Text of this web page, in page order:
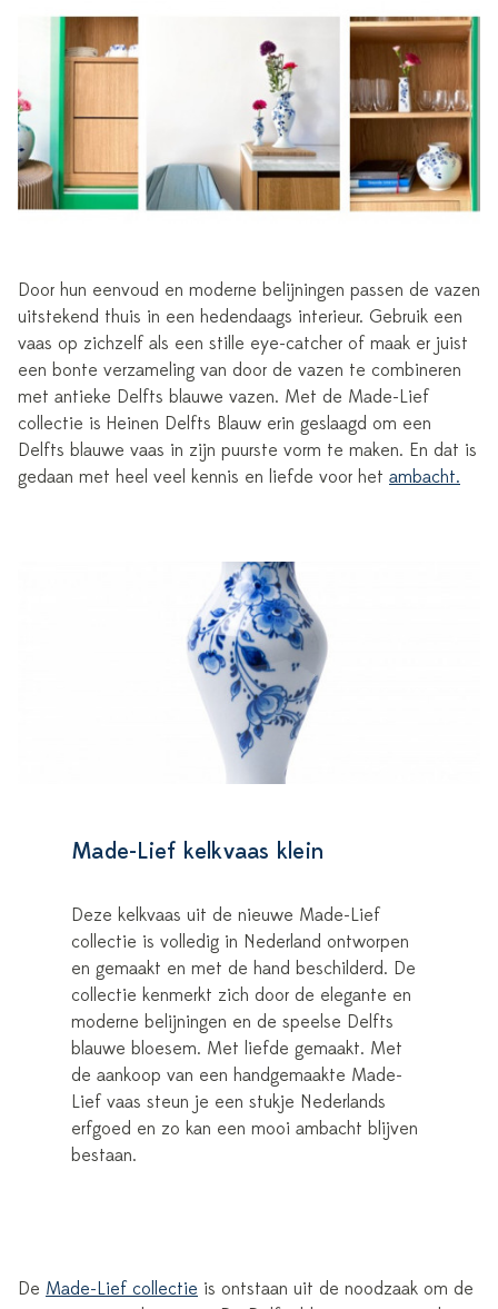
Door hun eenvoud en moderne belijningen passen de vazen
uitstekend thuis in een hedendaags interieur. Gebruik een
vaas op zichzelf als een stille eye-catcher of maak er juist
een bonte verzameling van door de vazen te combineren
met antieke Delfts blauwe vazen. Met de Made-Lief
collectie is Heinen Delfts Blauw erin geslaagd om een
Delfts blauwe vaas in zijn puurste vorm te maken. En dat is
gedaan met heel veel kennis en liefde voor het ambacht.
Made-Lief kelkvaas klein
Deze kelkvaas uit de nieuwe Made-Lief
collectie is volledig in Nederland ontworpen
en gemaakt en met de hand beschilderd. De
collectie kenmerkt zich door de elegante en
moderne belijningen en de speelse Delfts
blauwe bloesem. Met liefde gemaakt. Met
de aankoop van een handgemaakte Made-
Lief vaas steun je een stukje Nederlands
erfgoed en zo kan een mooi ambacht blijven
bestaan.
De Made-Lief collectie is ontstaan uit de noodzaak om de